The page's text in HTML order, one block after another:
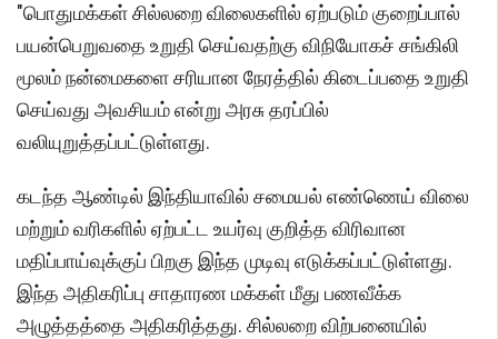
"பொதுமக்கள் சில்லறை விலைகளில் ஏற்படும் குறைப்பால்
பயன்பெறுவதை உறுதி செய்வதற்கு விநியோகச் சங்கிலி
மூலம் நன்மைகளை சரியான நேரத்தில் கிடைப்பதை உறுதி
செய்வது அவசியம் என்று அரசு தரப்பில்
வலியுறுத்தப்பட்டுள்ளது.
கடந்த ஆண்டில் இந்தியாவில் சமையல் எண்ணெய் விலை
மற்றும் வரிகளில் ஏற்பட்ட உயர்வு குறித்த விரிவான
மதிப்பாய்வுக்குப் பிறகு இந்த முடிவு எடுக்கப்பட்டுள்ளது.
இந்த அதிகரிப்பு சாதாரண மக்கள் மீது பணவீக்க
அழுத்தத்தை அதிகரித்தது. சில்லறை விற்பனையில்